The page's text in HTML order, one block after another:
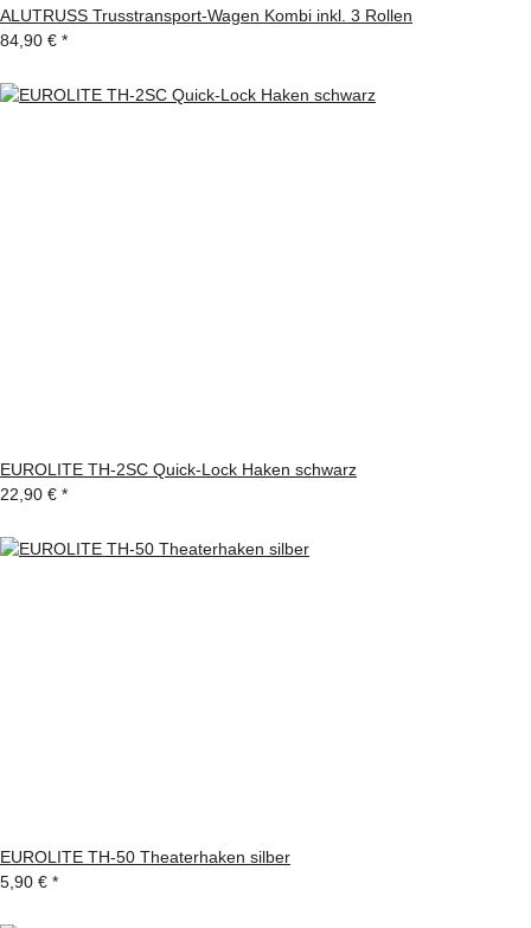
ALUTRUSS Trusstransport-Wagen Kombi inkl. 3 Rollen
84,90 € *
EUROLITE TH-2SC Quick-Lock Haken schwarz
22,90 € *
EUROLITE TH-50 Theaterhaken silber
5,90 € *